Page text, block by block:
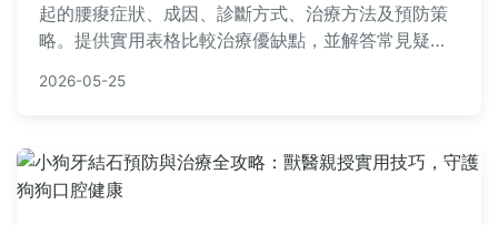
起的腰痠症狀、成因、診斷方式、治療方法及預防策
略。提供實用表格比較治療優缺點，並解答常見疑
學知識，適合有腎結石腰痠困擾的讀者參考。
2026-05-25